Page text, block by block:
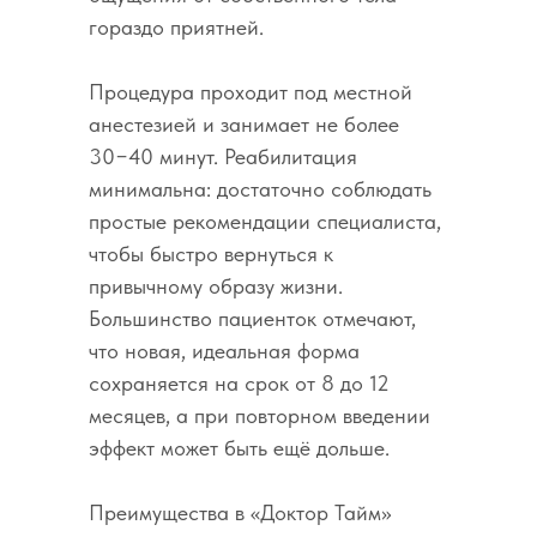
гораздо приятней.
Процедура проходит под местной
анестезией и занимает не более
30−40 минут. Реабилитация
минимальна: достаточно соблюдать
простые рекомендации специалиста,
чтобы быстро вернуться к
привычному образу жизни.
Большинство пациенток отмечают,
что новая, идеальная форма
сохраняется на срок от 8 до 12
месяцев, а при повторном введении
эффект может быть ещё дольше.
Преимущества в «Доктор Тайм»